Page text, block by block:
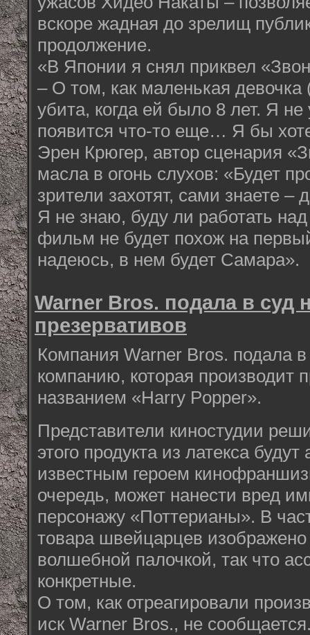
вскоре жадная до зрелищ
продолжение.
«В Японии я снял приквел
– О том, как маленькая
убита, когда ей было 8 лет. Я
появится что-то еще… Я бы
Эрен Крюгер, автор сценария
масла в огонь слухов: «Будет
зрители захотят, сами знаете –
Я не знаю, буду ли работать
фильм не будет похож на
надеюсь, в нем будет Самара».
Warner Bros. подала в суд
презервативов
Компания Warner Bros. подала
компанию, которая производит
названием «Harry Popper».
Представители киностудии
этого продукта из латекса
известным героем
очередь, может нанести вред
персонажу «Поттерианы». В
товара швейцарцев
волшебной палочкой, так что
конкретные.
О том, как отреагировали
иск Warner Bros., не